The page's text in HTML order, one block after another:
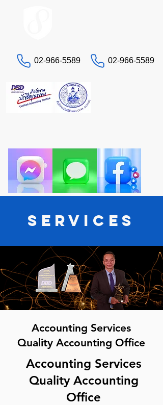
02-966-5589 02-966-5589
SERVICES
Accounting Services
Quality Accounting Office
Accounting Services
Quality Accounting
Office